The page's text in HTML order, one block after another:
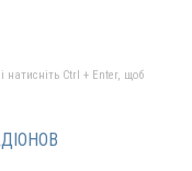
натисніть Ctrl + Enter, щоб